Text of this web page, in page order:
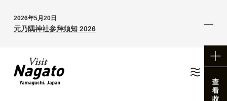
2026年5月20日
元乃隅神社参拜须知 2026